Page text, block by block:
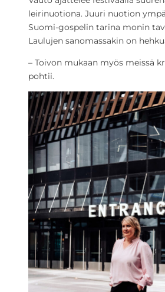
leirinuotiona. Juuri nuotion
Suomi-gospelin tarina monin
Laulujen sanomassakin on
– Toivon mukaan myös meissä
pohtii.